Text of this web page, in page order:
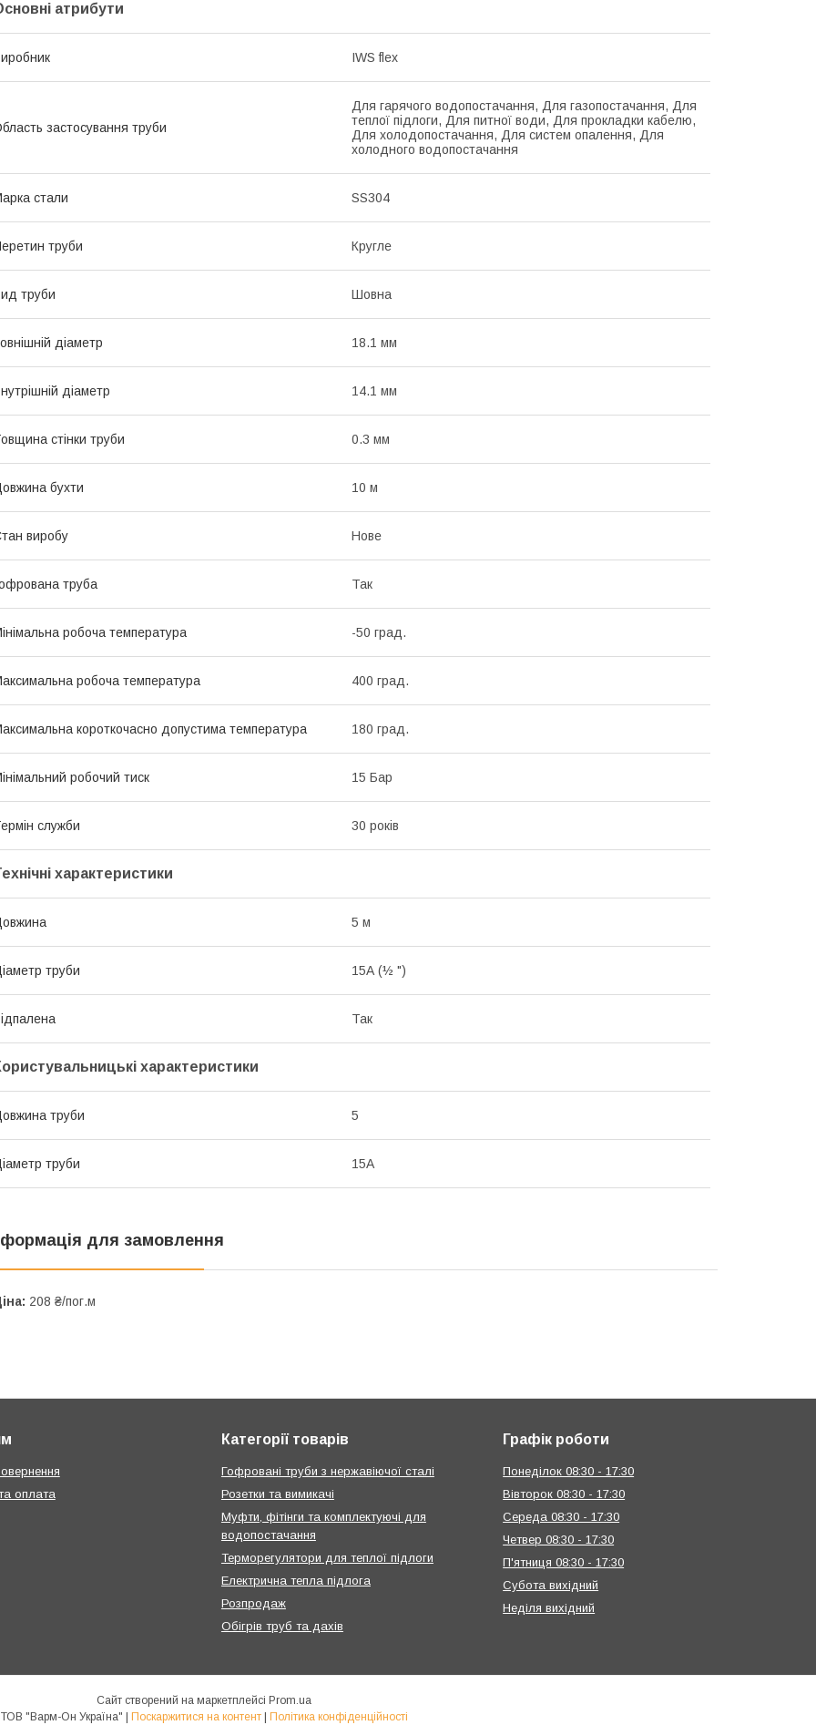
атрибути
IWS flex
застосування труби
Для гарячого водопостачання, Для газопостачання, Для
теплої підлоги, Для питної води, Для прокладки кабелю,
Для холодопостачання, Для систем опалення, Для
холодного водопостачання
стали SS304
труби Кругле
труби Шовна
діаметр 18.1 мм
діаметр 14.1 мм
стінки труби 0.3 мм
бухти 10 м
виробу Нове
труба Так
робоча температура -50 град.
робоча температура 400 град.
короткочасно допустима температура 180 град.
робочий тиск 15 Бар
служби 30 років
характеристики
5 м
труби 15А (½ ")
Так
характеристики
труби 5
труби 15A
для замовлення
208 ₴/пог.м
оплата
Категорії товарів
Гофровані труби з нержавіючої сталі
Розетки та вимикачі
Муфти, фітінги та комплектуючі для
водопостачання
Терморегулятори для теплої підлоги
Електрична тепла підлога
Розпродаж
Обігрів труб та дахів
Графік роботи
Понеділок 08:30 - 17:30
Вівторок 08:30 - 17:30
Середа 08:30 - 17:30
Четвер 08:30 - 17:30
П'ятниця 08:30 - 17:30
Субота вихідний
Неділя вихідний
Сайт створений на маркетплейсі Prom.ua
Поскаржитися на контент Політика конфіденційності